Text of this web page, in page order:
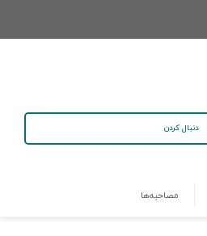
دنبال کردن
مصاحبه‌ها